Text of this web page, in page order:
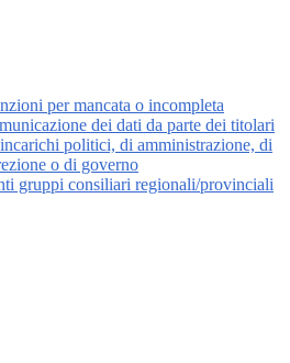
per mancata o incompleta
dei dati da parte dei titolari
politici, di amministrazione, di
o di governo
gruppi consiliari regionali/provinciali